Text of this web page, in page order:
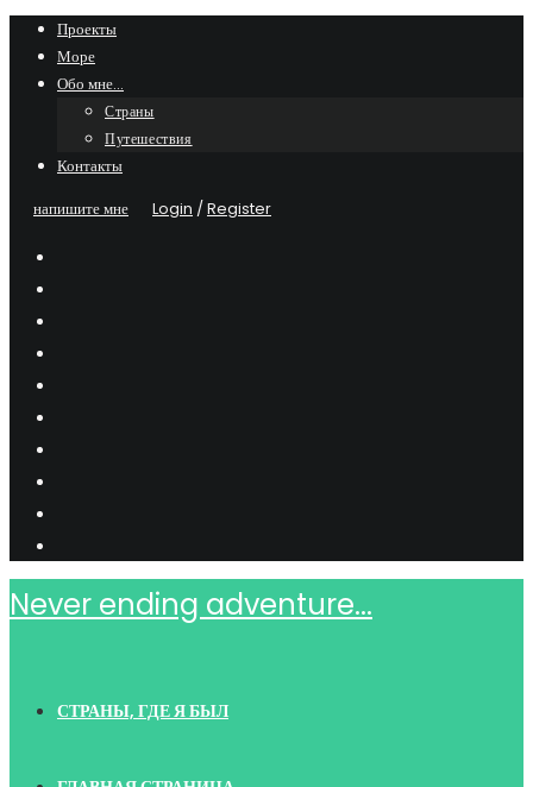
Skip
content
Проекты
Море
Обо мне…
Страны
Путешествия
Контакты
напишите мне
Login /Register
Never ending adventure...
СТРАНЫ, ГДЕ Я БЫЛ